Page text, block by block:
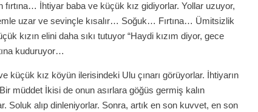
fırtına… İhtiyar baba ve küçük kız gidiyorlar. Yollar uzuyor,
uzar ve sevinçle kısalır… Soğuk… Fırtına… Ümitsizlik
kızın elini daha sıkı tutuyor “Haydi kızım diyor, gece
kuduruyor…
küçük kız köyün ilerisindeki Ulu çınarı görüyorlar. İhtiyarın
müddet İkisi de onun asırlara göğüs germiş kalın
Soluk alıp dinleniyorlar. Sonra, artık en son kuvvet, en son